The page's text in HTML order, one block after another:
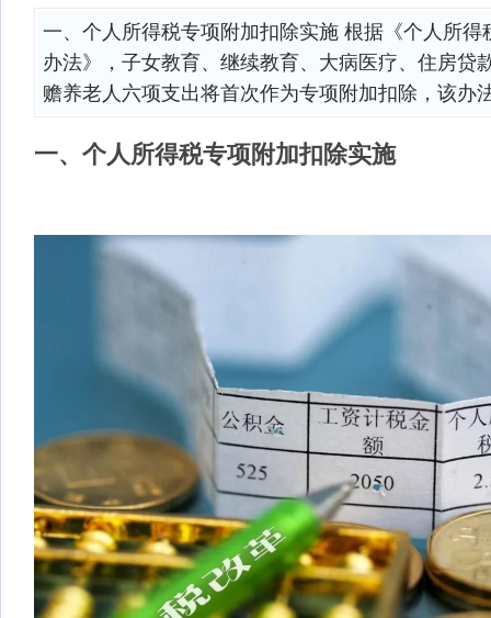
一、个人所得税专项附加扣除实施 根据《个人所得
办法》，子女教育、继续教育、大病医疗、住房贷
赡养老人六项支出将首次作为专项附加扣除，该办
一、个人所得税专项附加扣除实施